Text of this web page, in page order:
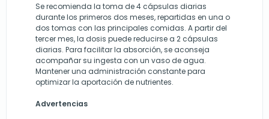
Se recomienda la toma de 4 cápsulas diarias
durante los primeros dos meses, repartidas en una o
dos tomas con las principales comidas. A partir del
tercer mes, la dosis puede reducirse a 2 cápsulas
diarias. Para facilitar la absorción, se aconseja
acompañar su ingesta con un vaso de agua.
Mantener una administración constante para
optimizar la aportación de nutrientes.
Advertencias